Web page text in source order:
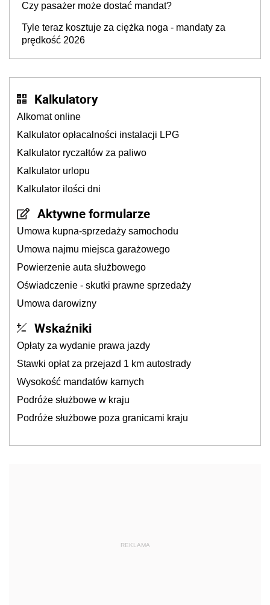
Czy pasażer może dostać mandat?
Tyle teraz kosztuje za ciężka noga - mandaty za
prędkość 2026
Kalkulatory
Alkomat online
Kalkulator opłacalności instalacji LPG
Kalkulator ryczałtów za paliwo
Kalkulator urlopu
Kalkulator ilości dni
Aktywne formularze
Umowa kupna-sprzedaży samochodu
Umowa najmu miejsca garażowego
Powierzenie auta służbowego
Oświadczenie - skutki prawne sprzedaży
Umowa darowizny
Wskaźniki
Opłaty za wydanie prawa jazdy
Stawki opłat za przejazd 1 km autostrady
Wysokość mandatów karnych
Podróże służbowe w kraju
Podróże służbowe poza granicami kraju
REKLAMA